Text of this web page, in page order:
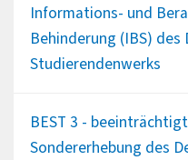
Informations- und
Behinderung (IBS) des
Studierendenwerks
BEST 3 -
Sondererhebung des